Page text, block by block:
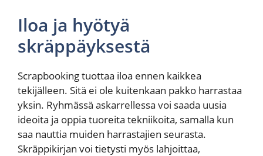
Iloa ja hyötyä
skräppäyksestä
Scrapbooking tuottaa iloa ennen kaikkea
tekijälleen. Sitä ei ole kuitenkaan pakko harrastaa
yksin. Ryhmässä askarrellessa voi saada uusia
ideoita ja oppia tuoreita tekniikoita, samalla kun
saa nauttia muiden harrastajien seurasta.
Skräppikirjan voi tietysti myös lahjoittaa,